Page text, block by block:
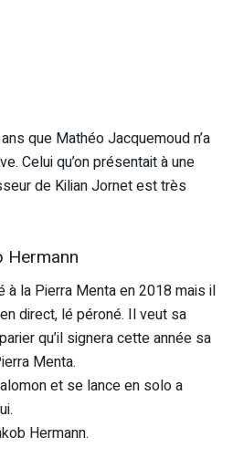
que Mathéo Jacquemoud n’a
Celui qu’on présentait à une
de Kilian Jornet est très
Hermann
à la Pierra Menta en 2018 mais il
direct, lé péroné. Il veut sa
qu’il signera cette année sa
Menta.
et se lance en solo a
Hermann.